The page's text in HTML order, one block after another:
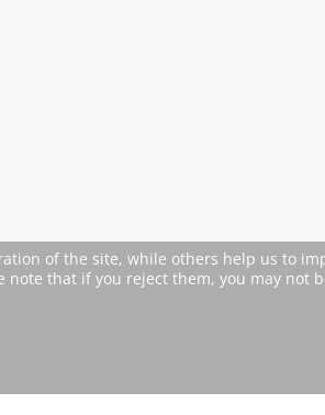
of the site, while others help us to
that if you reject them, you may not